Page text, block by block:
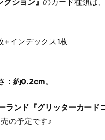
+インデックス1枚
：約0.2cm。
ランド『グリッターカー
の予定です♪